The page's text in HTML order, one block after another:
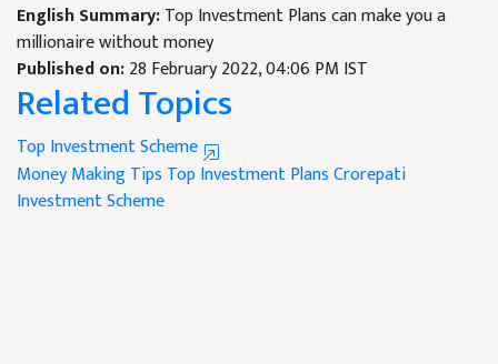
English Summary:Top Investment Plans can make you a
millionaire without money
Published on:28 February 2022, 04:06 PM IST
Related Topics
Top Investment Scheme
Money Making Tips Top Investment PlansCrorepati
Investment Scheme